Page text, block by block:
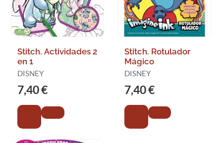
Stitch. Actividades 2
en 1
DISNEY
7,40 €
Stitch. Rotulador
Mágico
DISNEY
7,40 €